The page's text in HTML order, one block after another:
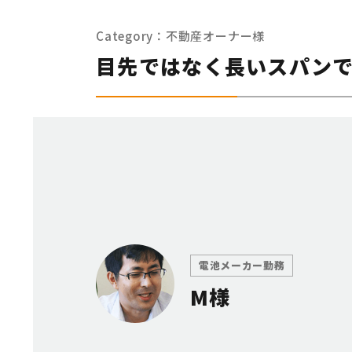
Category： 不動産オーナー様
目先ではなく長いスパン
電池メーカー勤務
M様